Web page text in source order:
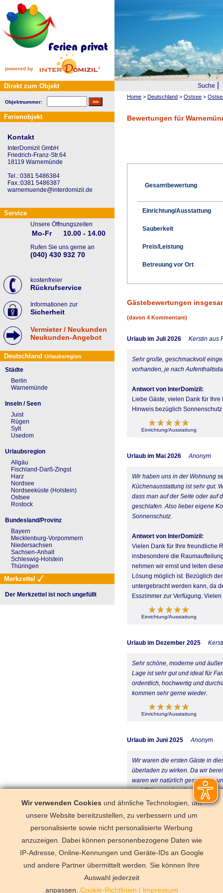
powered by
Suche
Home > Deutschland > Ostsee >
Bewertungen für
Gesamtbewertung
Einrichtung/Ausstattung
Sauberkeit
Preis/Leistung
Betreuung vor Ort
Gästebewertungen
(davon 4 Kommentare)
Urlaub im Juli 2026 Kerstin aus
Sehr große, geschmackvoll
vorhanden, je nach
Antwort von InterDomizil:
Liebe Gäste, vielen Dank für
Hinweis bezüglich
Einrichtung/Ausstattung
Urlaub im Mai 2026 Anonym
Wir haben uns in der Wohnung
Küchenausstattung ist sehr gut.
dass man auf der Seite oder auf
geschlafen. Also lieber eigene
Sonnenschutz.
Antwort von InterDomizil:
Vielen Dank für Ihre freundliche
insbesondere die
nehmen wir ernst und leiten
Lösung möglich ist. Bezüglich
untergebracht werden kann, da
Esszimmer zur Verfügung.
Einrichtung/Ausstattung
Urlaub im Dezember 2025
Sehr schöne, moderne und
Lage ist sehr gut und ideal für
ordentlich, hochwertig und
kommen sehr gerne wieder.
Einrichtung/Ausstattung
Urlaub im Juni 2025 Anonym
Wir waren die ersten Gäste in
überladen zu wirken. Da wir
waren wir natürlich gespannt –
und Gläser vorhanden sind, was
Strandkorb auf dem Balkon, in
jeden Fall wieder!
Einrichtung/Ausstattung
Direkt zum Objekt
Objektnummer:
Ferienobjekt
Kontakt
InterDomizil GmbH
Friedrich-Franz-Str.64
18119 Warnemünde
Tel.: 0381 5486384
Fax.:0381 5486387
warnemuende@interdomizil.de
Service
Unsere Öffnungszeiten
Mo-Fr 10.00 - 14.00
Rufen Sie uns gerne an
(040) 430 932 70
kostenfreier
Rückrufservice
Informationen zur
Sicherheit
Vermieter / Neukunden
Neukunden-Angebot
Deutschland Urlaubsregion
Städte
Berlin
Warnemünde
Inseln / Seen
Juist
Rügen
Sylt
Usedom
Urlaubsregion
Allgäu
Fischland-Darß-Zingst
Harz
Nordsee
Nordseeküste (Holstein)
Ostsee
Rostock
Bundesland/Provinz
Bayern
Mecklenburg-Vorpommern
Niedersachsen
Sachsen-Anhalt
Schleswig-Holstein
Thüringen
Merkzettel
Der Merkzettel ist noch ungefüllt
Deutschland Florida
Wir verwenden Cookies und ähnliche Technologien, um
unsere Website bereitzustellen, zu verbessern und um
personalisierte sowie nicht personalisierte Werbung
anzuzeigen. Dabei können personenbezogene Daten wie
IP-Adresse, Online-Kennungen und Geräte-IDs an Google
und andere Partner übermittelt werden. Sie können Ihre
Auswahl jederzeit
anpassen. Cookie-Richtlinien | Impressum